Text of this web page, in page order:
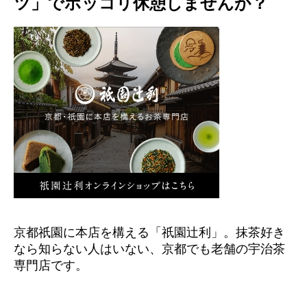
b
o
o
k
er n
a
京都祇園に本店を構える「祇園辻利」。抹茶好き
なら知らない人はいない、京都でも老舗の宇治茶
専門店です。